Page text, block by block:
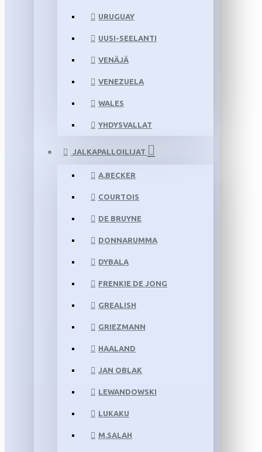
URUGUAY
UUSI-SEELANTI
VENÄJÄ
VENEZUELA
WALES
YHDYSVALLAT
JALKAPALLOILIJAT
A.BECKER
COURTOIS
DE BRUYNE
DONNARUMMA
DYBALA
FRENKIE DE JONG
GREALISH
GRIEZMANN
HAALAND
JAN OBLAK
LEWANDOWSKI
LUKAKU
M.SALAH